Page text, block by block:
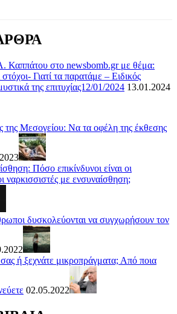
Καππάτου στο newsbomb.gr με θέμα:
Γιατί τα παρατάμε – Ειδικός
της επιτυχίας12/01/2024 13.01.2024
της Μεσογείου: Να τα οφέλη της έκθεσης
Πόσο επικίνδυνοι είναι οι
ναρκισσιστές με ενσυναίσθηση;
δυσκολεύονται να συγχωρήσουν τον
ή ξεχνάτε μικροπράγματα; Από ποια
02.05.2022